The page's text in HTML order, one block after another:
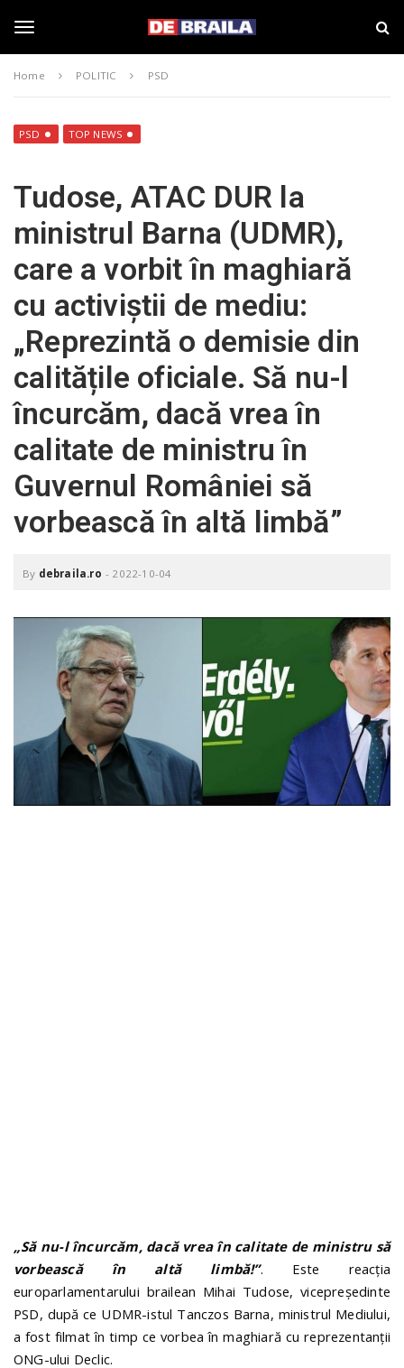
g
l
e
n
a
v
i
i
o
i
a
a
–
d
e
b
r
a
i
l
a
.
r
o
Home POLITIC PSD
PSD TOP NEWS
Tudose, ATAC DUR la
ministrul Barna (UDMR),
care a vorbit în maghiară
cu activiștii de mediu:
„Reprezintă o demisie din
calitățile oficiale. Să nu-l
încurcăm, dacă vrea în
calitate de ministru în
Guvernul României să
vorbească în altă limbă”
By debraila.ro - 2022-10-04
„Să nu-l încurcăm, dacă vrea în calitate de ministru să
vorbească în altă limbă!”. Este reacția
europarlamentarului brailean Mihai Tudose, vicepreședinte
PSD, după ce UDMR-istul Tanczos Barna, ministrul Mediului,
a fost filmat în timp ce vorbea în maghiară cu reprezentanții
ONG-ului Declic.